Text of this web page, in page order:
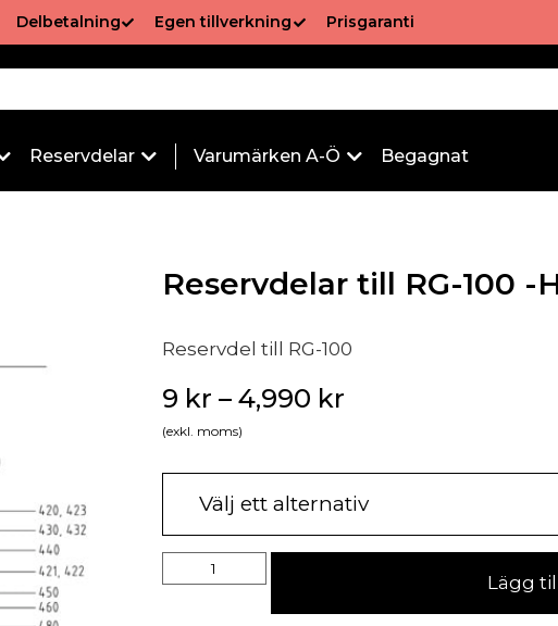
Delbetalning Egen tillverkning Prisgaranti
Reservdelar Varumärken A-Ö Begagnat
Reservdelar till RG-100 -
Reservdel till RG-100
9 kr – 4,990 kr
(exkl. moms)
Lägg